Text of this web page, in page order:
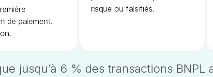
de paiement.
risque ou falsifiés.
jusqu’à 6 % des transactions